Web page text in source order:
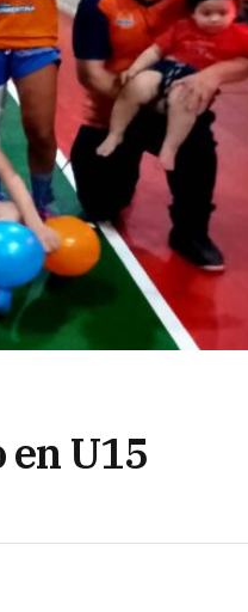
en U15